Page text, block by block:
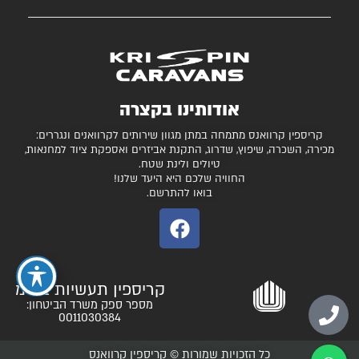
עצמונה 16, אזה"ת מישור אדומים
השירותים שלנו
חניונים מומלצים
יצירת קשר
ציוד ואביזרים נלווים
אודותינו בקצרה
קריספין קרוואנס מתמחה במתן מגוון שירותים לקרוואנים ונגררים:
מכירה, השכרה, שיפוץ, שדרוג, התקנת אביזרים ואספקת ציוד למחנאות,
טיולים ולינת שטח.
החוויה שלכם היא היעד שלנו!
בואו להתרשם.
קריספין תעשיות בע"מ
מספר ספק משרד הביטחון:
0011030384
כל הזכויות שמורות © קריספין קרוואנס